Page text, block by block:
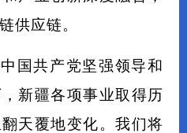
供应链。
国共产党坚强领导和
新疆各项事业取得历
天覆地变化。我们将